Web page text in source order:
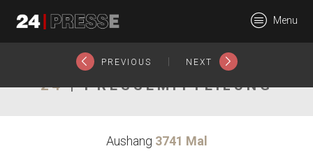
Menu
PREVIOUS NEXT
24| PRESSEMITTEILUNG
Aushang 3741 Mal